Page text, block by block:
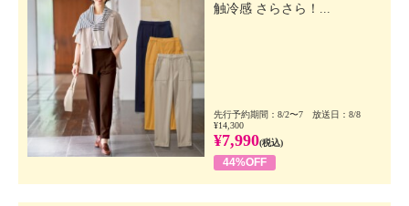
触冷感 さらさら！...
先行予約期間：8/2〜7 放送日：8/8
¥14,300
¥7,990(税込)
44%OFF